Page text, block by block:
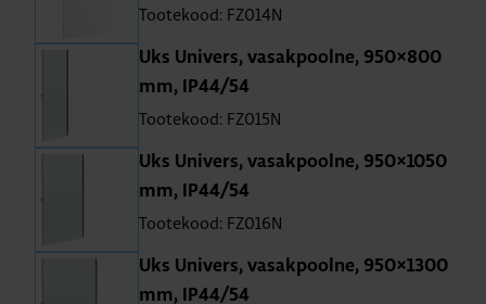
Tootekood: FZ014N
Uks Uni­vers, vasak­poolne, 950×800
mm, IP44/54
Tootekood: FZ015N
Uks Uni­vers, vasak­poolne, 950×1050
mm, IP44/54
Tootekood: FZ016N
Uks Uni­vers, vasak­poolne, 950×1300
mm, IP44/54